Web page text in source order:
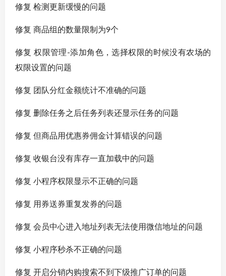
修复 检测更新缓慢的问题
修复 商品组的数量限制为9个
修复 权限管理-添加角色，选择权限的时候没有农场的
权限设置的问题
修复 团队分红金额统计不准确的问题
修复 删除任务之后任务列表还显示任务的问题
修复 但商品用优惠券佣金计算错误的问题
修复 收银台没有库存一直加载中的问题
修复 小程序权限显示不正确的问题
修复 用券送券重复发券的问题
修复 会员中心进入地址列表无法使用微信地址的问题
修复 小程序秒杀不正确的问题
修复 开启分销内购搜索不到下级推广订单的问题